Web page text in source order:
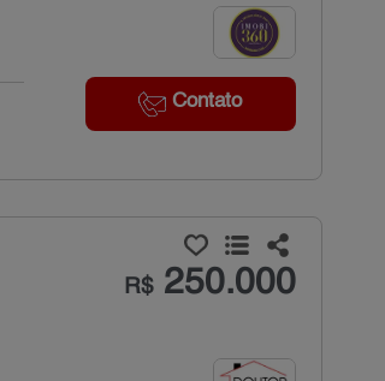
Contato
R$250.000